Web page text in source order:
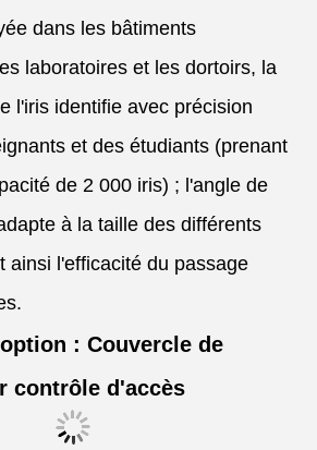
dans les bâtiments
laboratoires et les dortoirs, la
l'iris identifie avec précision
et des étudiants (prenant
de 2 000 iris) ; l'angle de
à la taille des différents
ainsi l'efficacité du passage
: Couvercle de
contrôle d'accès